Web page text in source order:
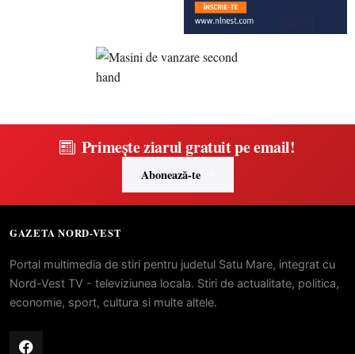
Primește ziarul gratuit pe email!
Abonează-te
GAZETA NORD-VEST
Portal multimedia de stiri pentru judetul Satu Mare, integrat cu
Nord-Vest TV - televiziunea locala. Stiri de actualitate, politica,
economie, sport, cultura si multe altele.